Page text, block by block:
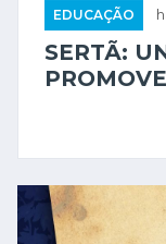
EDUCAÇÃO
SERTÃ: